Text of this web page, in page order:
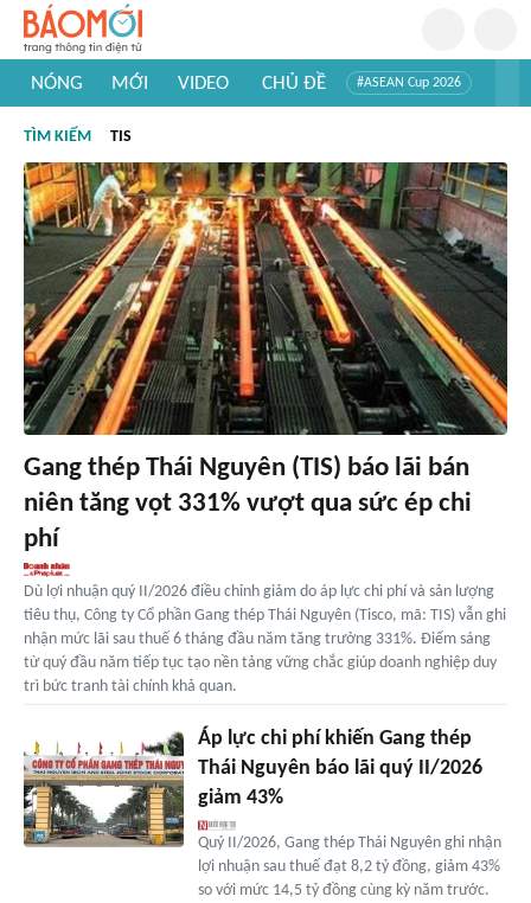
NÓNG MỚI VIDEO CHỦ ĐỀ #ASEAN Cup 2026
#Khám phá thế giới
TÌM KIẾM TIS
Gang thép Thái Nguyên (TIS) báo lãi bán
niên tăng vọt 331% vượt qua sức ép chi
phí
Dù lợi nhuận quý II/2026 điều chỉnh giảm do áp lực chi phí và sản lượng
tiêu thụ, Công ty Cổ phần Gang thép Thái Nguyên (Tisco, mã: TIS) vẫn ghi
nhận mức lãi sau thuế 6 tháng đầu năm tăng trưởng 331%. Điểm sáng
từ quý đầu năm tiếp tục tạo nền tảng vững chắc giúp doanh nghiệp duy
trì bức tranh tài chính khả quan.
Áp lực chi phí khiến Gang thép
Thái Nguyên báo lãi quý II/2026
giảm 43%
Quý II/2026, Gang thép Thái Nguyên ghi nhận
lợi nhuận sau thuế đạt 8,2 tỷ đồng, giảm 43%
so với mức 14,5 tỷ đồng cùng kỳ năm trước.